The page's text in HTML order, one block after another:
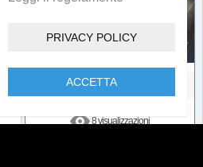
Gol Roccio
8 visualizzazioni
PRIVACY POLICY
ACCETTA